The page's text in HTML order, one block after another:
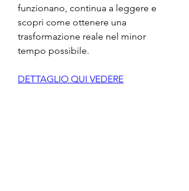
funzionano, continua a leggere e
scopri come ottenere una
trasformazione reale nel minor
tempo possibile.
DETTAGLIO QUI VEDERE